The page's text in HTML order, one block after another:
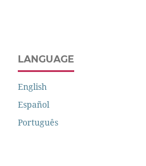
LANGUAGE
English
Español
Português